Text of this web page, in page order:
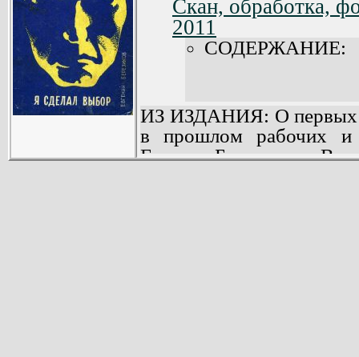
Скан, обработка,
2011
СОДЕРЖАНИЕ:
ИЗ ИЗДАНИЯ: О первых
в прошлом рабочих и
Евгения Березикова. В